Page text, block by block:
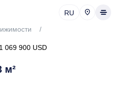
RU
/
069 900 USD
м²